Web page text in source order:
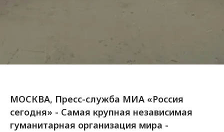
МОСКВА, Пресс-служба МИА «Россия
сегодня» - Самая крупная независимая
гуманитарная организация мира -